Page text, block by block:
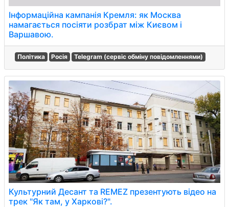
Інформаційна кампанія Кремля: як Москва
намагається посіяти розбрат між Києвом і
Варшавою.
Політика Росія Telegram (сервіс обміну повідомленнями)
Культурний Десант та REMEZ презентують відео на
трек "Як там, у Харкові?".